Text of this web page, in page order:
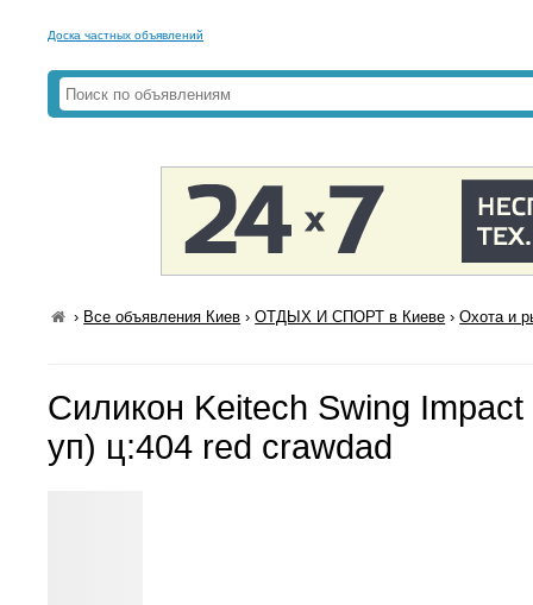
Доска частных объявлений
› Все объявления Киев ›ОТДЫХ И СПОРТ в Киеве ›Охота и
Силикон Keitech Swing
уп) ц:404 red crawdad